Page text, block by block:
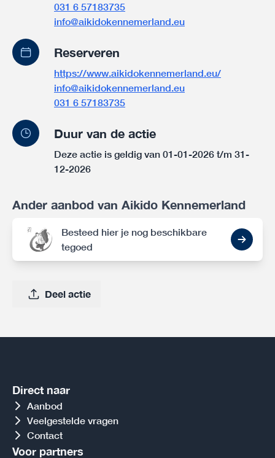
031 6 57183735
info@aikidokennemerland.eu
Reserveren
https://www.aikidokennemerland.eu/
info@aikidokennemerland.eu
031 6 57183735
Duur van de actie
Deze actie is geldig van 01-01-2026 t/m 31-
12-2026
Ander aanbod van Aikido Kennemerland
Besteed hier je nog beschikbare
tegoed
Deel actie
Direct naar
Aanbod
Veelgestelde vragen
Contact
Voor partners